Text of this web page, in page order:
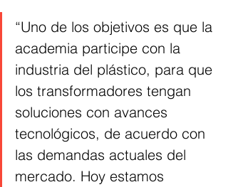
“Uno de los objetivos es que la
academia participe con la
industria del plástico, para que
los transformadores tengan
soluciones con avances
tecnológicos, de acuerdo con
las demandas actuales del
mercado. Hoy estamos